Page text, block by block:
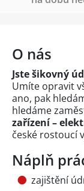
O nás
Jste šikovný
Umíte opravit
ano, pak
hledáme
zařízení –
české rostoucí
Náplň
zajištění